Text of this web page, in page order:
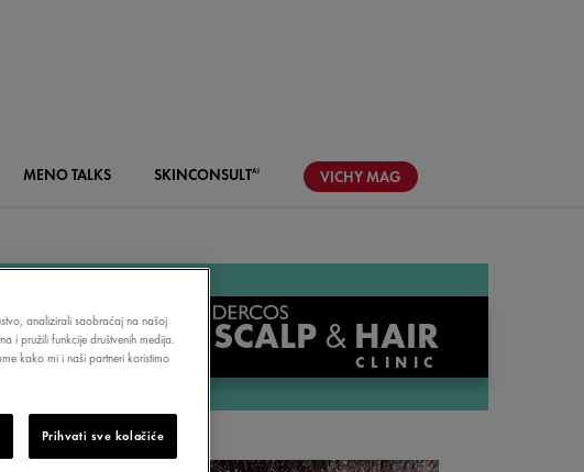
MENOTALKS SKINCONSULTAI VICHYMAG
SCALP& HAIR
CLINIC
analizirali saobraćaj na našoj
i pružili funkcije društvenih medija.
kako mi i naši partneri koristimo
Prihvati sve kolačiće